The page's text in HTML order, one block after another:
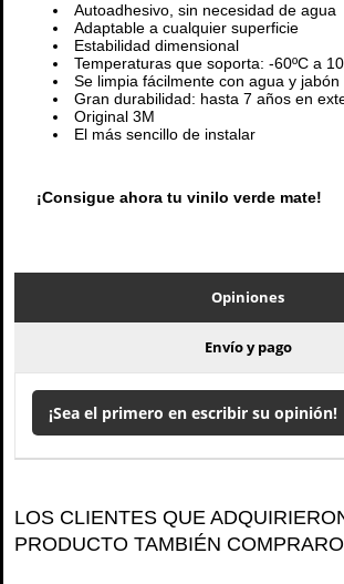
Autoadhesivo, sin necesidad de agua
Adaptable a cualquier superficie
Estabilidad dimensional
Temperaturas que soporta: -60ºC a
Se limpia fácilmente con agua y jabón
Gran durabilidad: hasta 7 años en
Original 3M
El más sencillo de instalar
¡Consigue ahora tu vinilo verde mate!
Opiniones
Envío y pago
¡Sea el primero en escribir su opinión!
LOS CLIENTES QUE
PRODUCTO TAMBIÉN